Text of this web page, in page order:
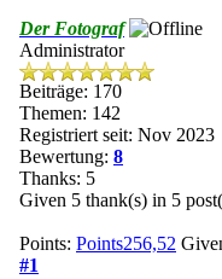
Der Fotograf
Administrator
Beiträge: 170
Themen: 142
Registriert seit: Nov 2023
Bewertung: 8
Thanks: 5
Given 5 thank(s) in 5
Points: Points256,52
#1